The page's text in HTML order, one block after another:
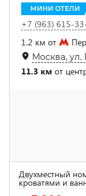
МИНИ ОТЕЛИ
+7 (963) 615-
1.2 км от
Москва, ул.
11.3 км от
Двухместный
кроватями и